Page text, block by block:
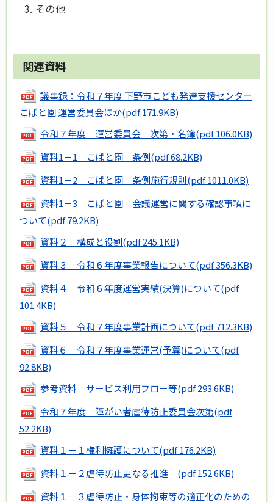
その他
関連資料
議事録：令和７年度 下野市こども発達支援センター
こばと園 運営委員会ほか(pdf 171.9KB)
令和７年度 運営委員会 次第・名簿(pdf 106.0KB)
資料1－1 こばと園 条例(pdf 68.2KB)
資料1－2 こばと園 条例施行規則(pdf 1011.0KB)
資料1－3 こばと園 会議運営に関する確認事項に
ついて(pdf 79.2KB)
資料２ 構成と役割(pdf 245.1KB)
資料３ 令和６年度事業報告について(pdf 356.3KB)
資料４ 令和６年度運営実績(決算)について(pdf
101.4KB)
資料５ 令和７年度事業計画について(pdf 712.3KB)
資料６ 令和７年度事業運営(予算)について(pdf
92.8KB)
参考資料 サービス利用フロー等(pdf 293.6KB)
令和７年度 障がい者虐待防止委員会次第(pdf
52.2KB)
資料１－１権利擁護について(pdf 176.2KB)
資料１－２虐待防止更なる推進 (pdf 152.6KB)
資料１－３虐待防止・身体拘束等の適正化のための